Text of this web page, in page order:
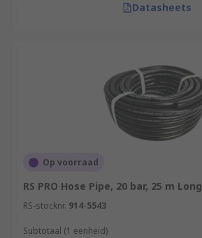
Datasheets
Op voorraad
RS PRO Hose Pipe, 20 bar, 25 m Long
RS-stocknr. 914-5543
Subtotaal (1 eenheid)